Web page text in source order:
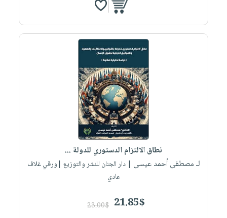
نطاق الالتزام الدستوري للدولة ...
لـ مصطفى أحمد عيسى | دار الجنان للنشر والتوزيع |ورقي غلاف
عادي
21.85$
23.00$